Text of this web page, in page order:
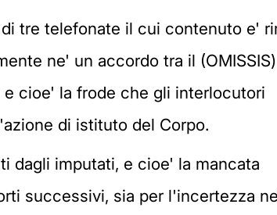
tre telefonate il cui contenuto e'
ne' un accordo tra il
cioe' la frode che gli interlocutori
di istituto del Corpo.
dagli imputati, e cioe' la mancata
successivi, sia per l'incertezza